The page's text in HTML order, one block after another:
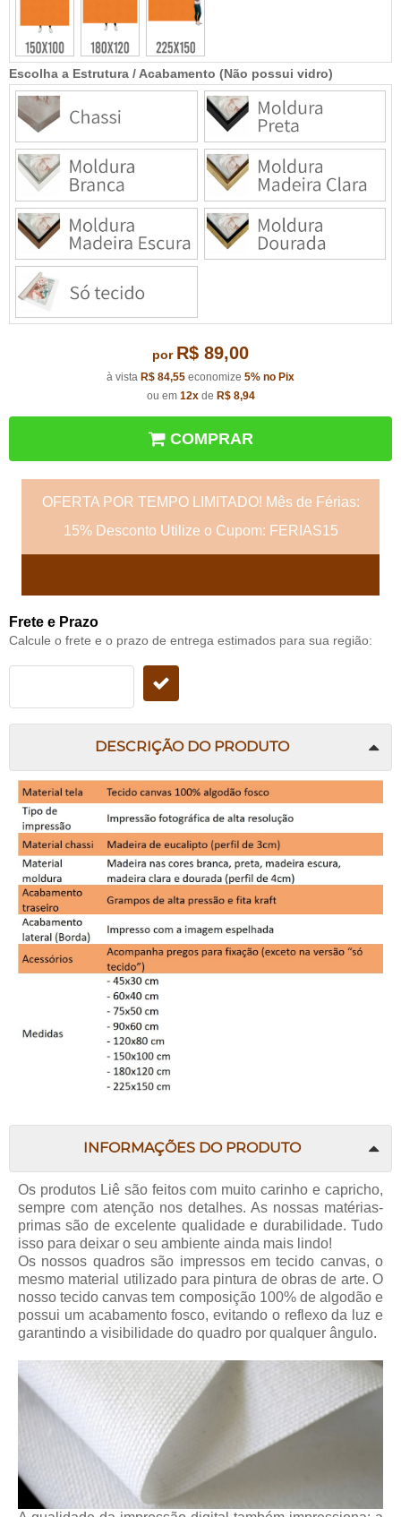
Escolha a Estrutura / Acabamento (Não possui vidro)
por R$ 89,00
à vista R$ 84,55 economize 5% no Pix
ou em 12xde R$ 8,94
COMPRAR
OFERTA POR TEMPO LIMITADO! Mês de Férias:
15% Desconto Utilize o Cupom: FERIAS15
Frete e Prazo
Calcule o frete e o prazo de entrega estimados para sua região:
DESCRIÇÃO DO PRODUTO
INFORMAÇÕES DO PRODUTO
Os produtos Liê são feitos com muito carinho e capricho,
sempre com atenção nos detalhes. As nossas matérias-
primas são de excelente qualidade e durabilidade. Tudo
isso para deixar o seu ambiente ainda mais lindo!
Os nossos quadros são impressos em tecido canvas, o
mesmo material utilizado para pintura de obras de arte. O
nosso tecido canvas tem composição 100% de algodão e
possui um acabamento fosco, evitando o reflexo da luz e
garantindo a visibilidade do quadro por qualquer ângulo.